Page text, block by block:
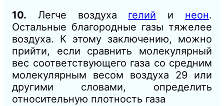
10. Легче воздуха гелий и неон.
Остальные благородные газы тяжелее
воздуха. К этому заключению, можно
прийти, если сравнить молекулярный
вес соответствующего газа со средним
молекулярным весом воздуха 29 или
другими словами, определить
относительную плотность газа